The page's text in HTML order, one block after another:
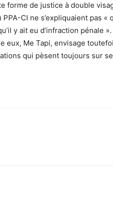
forme de justice à double
CI ne s’expliquaient pas «
y ait eu d’infraction pénale
eux, Me Tapi, envisage
qui pèsent toujours sur